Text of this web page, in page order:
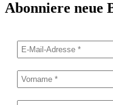
Abonniere neue